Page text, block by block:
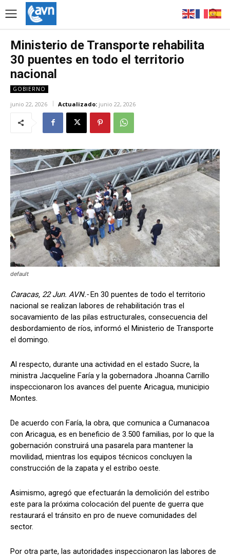
Ministerio de Transporte rehabilita
30 puentes en todo el territorio
nacional
GOBIERNO
junio 22, 2026 Actualizado: junio 22, 2026
default
Caracas, 22 Jun. AVN.-En 30 puentes de todo el territorio
nacional se realizan labores de rehabilitación tras el
socavamiento de las pilas estructurales, consecuencia del
desbordamiento de ríos, informó el Ministerio de Transporte
el domingo.
Al respecto, durante una actividad en el estado Sucre, la
ministra Jacqueline Faría y la gobernadora Jhoanna Carrillo
inspeccionaron los avances del puente Aricagua, municipio
Montes.
De acuerdo con Faría, la obra, que comunica a Cumanacoa
con Aricagua, es en beneficio de 3.500 familias, por lo que la
gobernación construirá una pasarela para mantener la
movilidad, mientras los equipos técnicos concluyen la
construcción de la zapata y el estribo oeste.
Asimismo, agregó que efectuarán la demolición del estribo
este para la próxima colocación del puente de guerra que
restaurará el tránsito en pro de nueve comunidades del
sector.
Por otra parte, las autoridades inspeccionaron las labores de